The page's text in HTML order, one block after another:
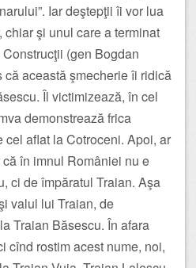
Iar deştepţii îi vor lua
şi unul care a terminat
(gen Bogdan
că această şmecherie îi ridică
Îl victimizează, în cel
demonstrează frica
cel aflat la Cotroceni. Apoi, ar
în imnul României nu e
ci de împăratul Traian. Aşa
valul lui Traian, de
Traian Băsescu. În afara
cînd rostim acest nume, noi,